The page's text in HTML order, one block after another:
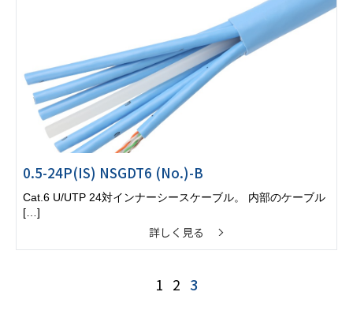
0.5-24P(IS) NSGDT6 (No.)-B
Cat.6 U/UTP 24対インナーシースケーブル。 内部のケーブル
[…]
詳しく見る
1 2 3